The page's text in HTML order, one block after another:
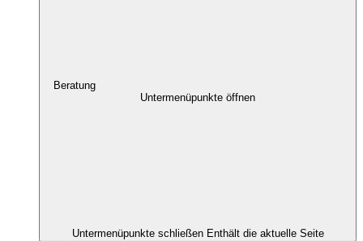
Beratung
Untermenüpunkte öffnen
Untermenüpunkte schließen Enthält die aktuelle Seite